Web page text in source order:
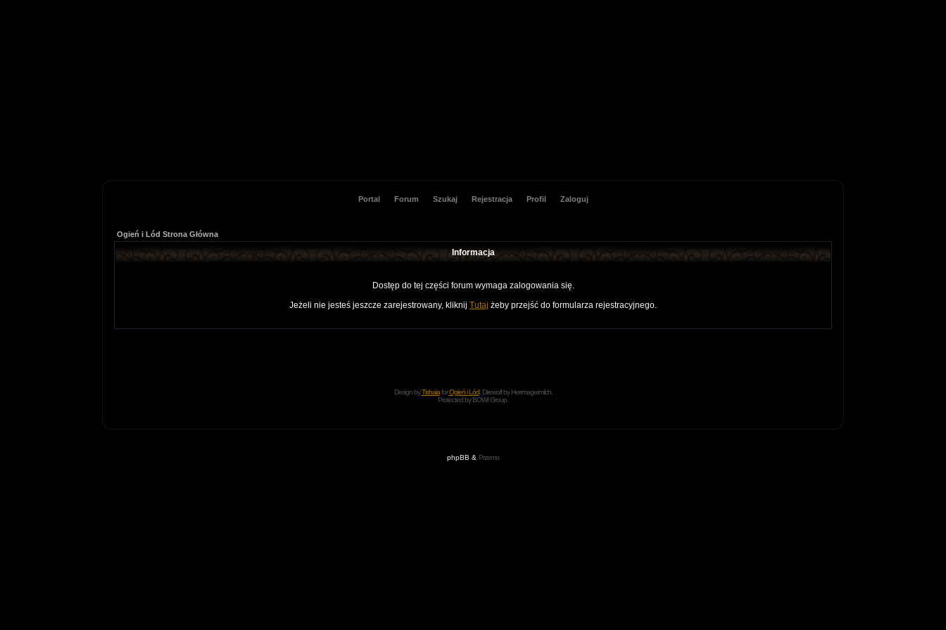
Portal Forum Szukaj Rejestracja Profil Zaloguj
Ogień i Lód Strona Główna
Informacja
Dostęp do tej części forum wymaga zalogowania się.
Jeżeli nie jesteś jeszcze zarejestrowany, kliknij Tutaj żeby przejść do formularza rejestracyjnego.
Design byTishaiaforOgień i Lód. Direwolf by Herrmagermilch.
Protected byBOWI Group
phpBB & Przemo